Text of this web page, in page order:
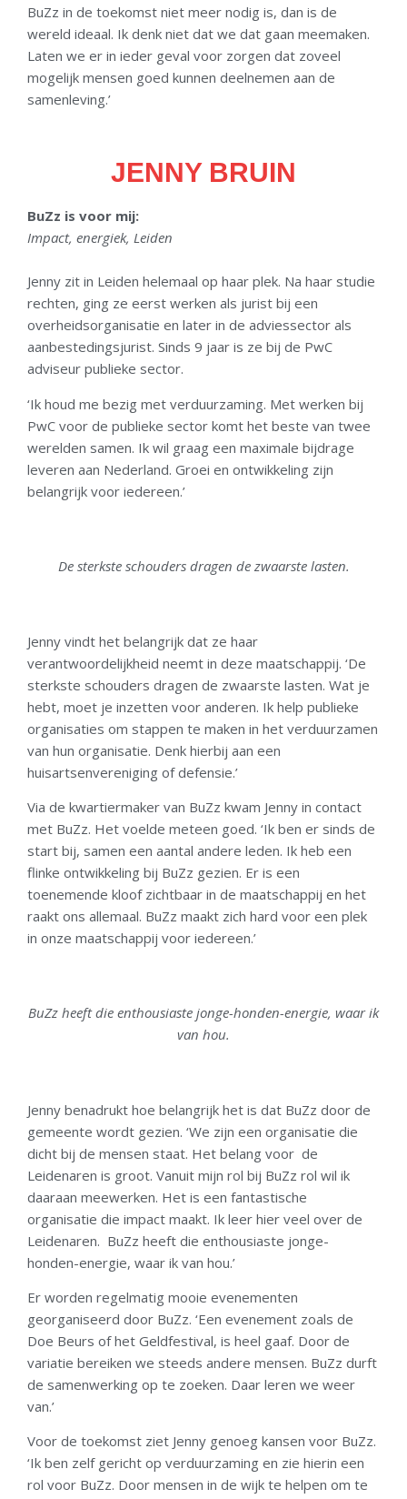
BuZz in de toekomst niet meer nodig is, dan is de
wereld ideaal. Ik denk niet dat we dat gaan meemaken.
Laten we er in ieder geval voor zorgen dat zoveel
mogelijk mensen goed kunnen deelnemen aan de
samenleving.’
JENNY BRUIN
BuZz is voor mij:
Impact, energiek, Leiden
Jenny zit in Leiden helemaal op haar plek. Na haar studie
rechten, ging ze eerst werken als jurist bij een
overheidsorganisatie en later in de adviessector als
aanbestedingsjurist. Sinds 9 jaar is ze bij de PwC
adviseur publieke sector.
‘Ik houd me bezig met verduurzaming. Met werken bij
PwC voor de publieke sector komt het beste van twee
werelden samen. Ik wil graag een maximale bijdrage
leveren aan Nederland. Groei en ontwikkeling zijn
belangrijk voor iedereen.’
De sterkste schouders dragen de zwaarste lasten.
Jenny vindt het belangrijk dat ze haar
verantwoordelijkheid neemt in deze maatschappij. ‘De
sterkste schouders dragen de zwaarste lasten. Wat je
hebt, moet je inzetten voor anderen. Ik help publieke
organisaties om stappen te maken in het verduurzamen
van hun organisatie. Denk hierbij aan een
huisartsenvereniging of defensie.’
Via de kwartiermaker van BuZz kwam Jenny in contact
met BuZz. Het voelde meteen goed. ‘Ik ben er sinds de
start bij, samen een aantal andere leden. Ik heb een
flinke ontwikkeling bij BuZz gezien. Er is een
toenemende kloof zichtbaar in de maatschappij en het
raakt ons allemaal. BuZz maakt zich hard voor een plek
in onze maatschappij voor iedereen.’
BuZz heeft die enthousiaste jonge-honden-energie, waar ik
van hou.
Jenny benadrukt hoe belangrijk het is dat BuZz door de
gemeente wordt gezien. ‘We zijn een organisatie die
dicht bij de mensen staat. Het belang voor de
Leidenaren is groot. Vanuit mijn rol bij BuZz rol wil ik
daaraan meewerken. Het is een fantastische
organisatie die impact maakt. Ik leer hier veel over de
Leidenaren. BuZz heeft die enthousiaste jonge-
honden-energie, waar ik van hou.’
Er worden regelmatig mooie evenementen
georganiseerd door BuZz. ‘Een evenement zoals de
Doe Beurs of het Geldfestival, is heel gaaf. Door de
variatie bereiken we steeds andere mensen. BuZz durft
de samenwerking op te zoeken. Daar leren we weer
van.’
Voor de toekomst ziet Jenny genoeg kansen voor BuZz.
‘Ik ben zelf gericht op verduurzaming en zie hierin een
rol voor BuZz. Door mensen in de wijk te helpen om te